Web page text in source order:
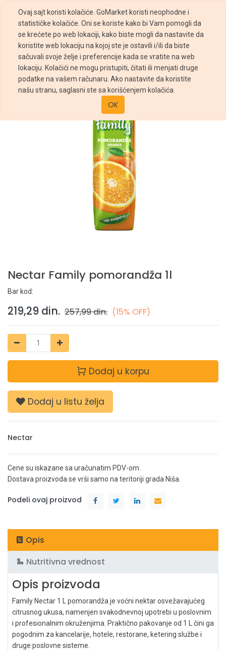
Ovaj sajt koristi kolačiće. GoMarket koristi neophodne i
statističke kolačiće. Oni se koriste kako bi Vam pomogli da
se krećete po web lokaciji, kako biste mogli da nastavite da
koristite web lokaciju na kojoj ste je ostavili i/ili da biste
sačuvali svoje želje i preferencije kada se vratite na web
lokaciju. Kolačići ne mogu pristupiti, čitati ili menjati druge
podatke na vašem računaru. Ako nastavite da koristite
našu stranu, saglasni ste sa korišćenjem kolačića.
OK
Prodavnica Nectar Family pomorandža 1l
Nectar Family pomorandža 1l
Bar kod:
219,29 din. 257,99din. (15% OFF)
Dodaj u korpu
Dodaj u listu želja
Nectar
Cene su iskazane sa uračunatim PDV-om.
Dostava proizvoda se vrši samo na teritoriji grada Niša.
Podeli ovaj proizvod
Opis
Nutritivna vrednost
Opis proizvoda
Family Nectar 1 L pomorandža je voćni nektar osvežavajućeg
citrusnog ukusa, namenjen svakodnevnoj upotrebi u poslovnim
i profesionalnim okruženjima. Praktično pakovanje od 1 L čini ga
pogodnim za kancelarije, hotele, restorane, ketering službe i
druge poslovne sisteme.